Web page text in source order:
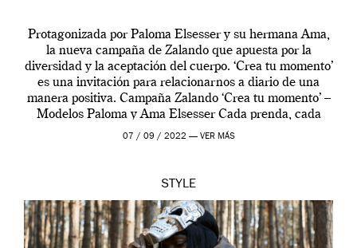
Protagonizada por Paloma Elsesser y su hermana Ama,
la nueva campaña de Zalando que apuesta por la
diversidad y la aceptación del cuerpo. ‘Crea tu momento’
es una invitación para relacionarnos a diario de una
manera positiva. Campaña Zalando ‘Crea tu momento’ –
Modelos Paloma y Ama Elsesser Cada prenda, cada
outfit, cada momento, caracteriza […]
07 / 09 / 2022 — VER MÁS
STYLE